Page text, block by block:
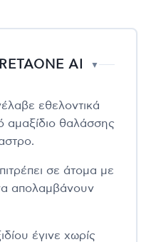
AI ▼
εθελοντικά
αμαξίδιο θαλάσσης
σε άτομα με
απολαμβάνουν
έγινε χωρίς